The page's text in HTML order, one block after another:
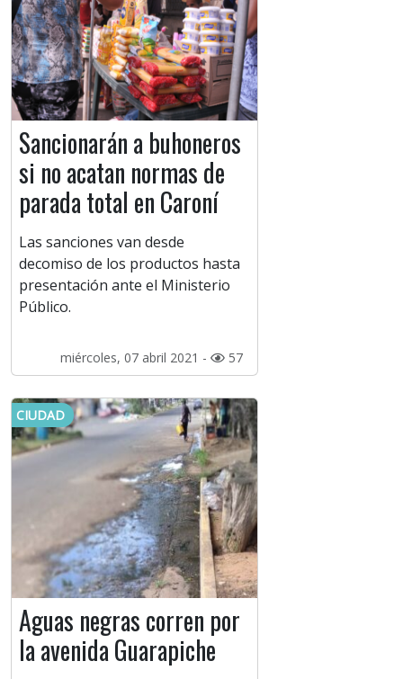
Sancionarán a buhoneros
si no acatan normas de
parada total en Caroní
Las sanciones van desde
decomiso de los productos hasta
presentación ante el Ministerio
Público.
miércoles, 07 abril 2021 - 57
CIUDAD
Aguas negras corren por
la avenida Guarapiche